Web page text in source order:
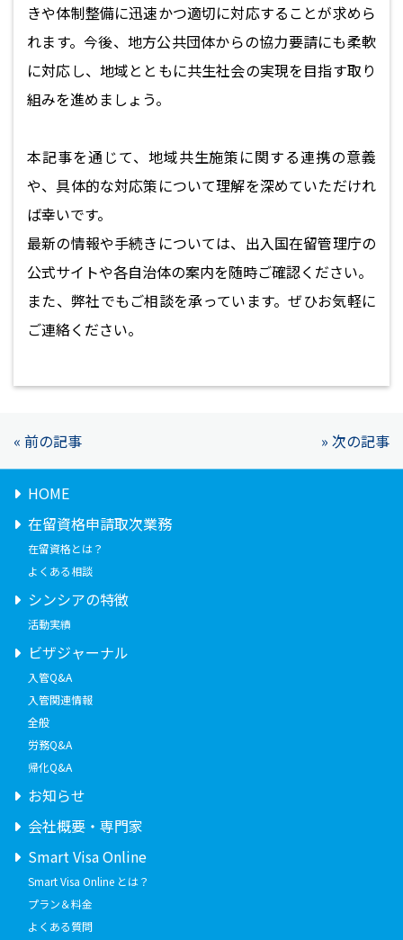
きや体制整備に迅速かつ適切に対応することが求めら
れます。今後、地方公共団体からの協力要請にも柔軟
に対応し、地域とともに共生社会の実現を目指す取り
組みを進めましょう。
本記事を通じて、地域共生施策に関する連携の意義
や、具体的な対応策について理解を深めていただけれ
ば幸いです。
最新の情報や手続きについては、出入国在留管理庁の
公式サイトや各自治体の案内を随時ご確認ください。
また、弊社でもご相談を承っています。ぜひお気軽に
ご連絡ください。
« 前の記事 » 次の記事
HOME
在留資格申請取次業務
在留資格とは？
よくある相談
シンシアの特徴
活動実績
ビザジャーナル
入管Q&A
入管関連情報
全般
労務Q&A
帰化Q&A
お知らせ
会社概要・専門家
Smart Visa Online
Smart Visa Online とは？
プラン＆料金
よくある質問